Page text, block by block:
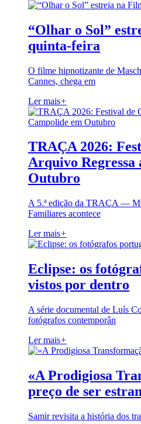
“Olhar o Sol”
quinta-feira
O filme hipnotizante de
Cannes, chega em
Ler mais+
TRAÇA 2026:
Arquivo Regressa
Outubro
A 5.ª edição da TRAÇA —
Familiares acontece
Ler mais+
Eclipse: os
vistos por dentro
A série documental de Luís
fotógrafos contemporân
Ler mais+
«A Prodigiosa
preço de ser
Samir revisita a história dos